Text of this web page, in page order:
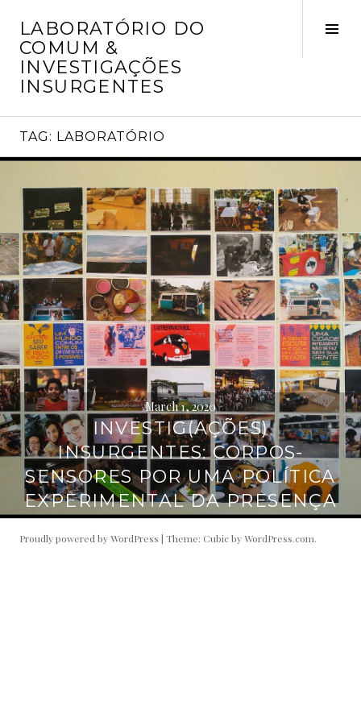
content
LABORATÓRIO DO
COMUM &
INVESTIGAÇÕES
INSURGENTES
TAG: LABORATÓRIO
March 1, 2020
INVESTIG(AÇÕES)
INSURGENTES: CORPOS-
SENSORES POR UMA POLÍTICA
EXPERIMENTAL DA PRESENÇA
Proudly powered by WordPress | Theme: Cubic byWordPress.com.